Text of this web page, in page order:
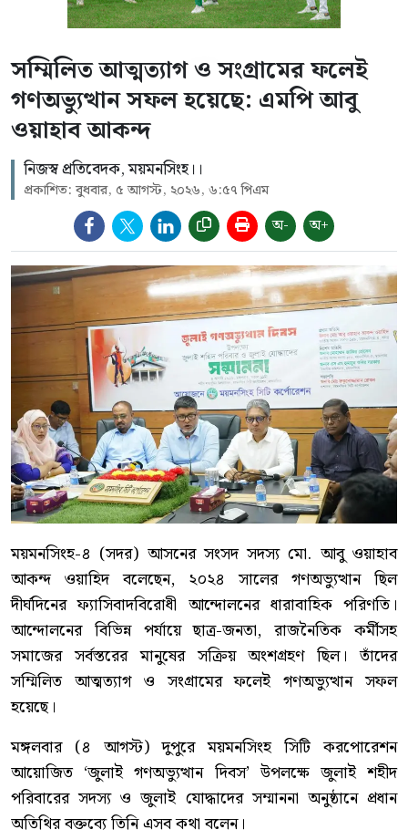
সম্মিলিত আত্মত্যাগ ও সংগ্রামের ফলেই
গণঅভ্যুত্থান সফল হয়েছে: এমপি আবু
ওয়াহাব আকন্দ
নিজস্ব প্রতিবেদক, ময়মনসিংহ।।
প্রকাশিত: বুধবার, ৫ আগস্ট, ২০২৬, ৬:৫৭ পিএম
অ- অ+
ময়মনসিংহ-৪ (সদর) আসনের সংসদ সদস্য মো. আবু ওয়াহাব
আকন্দ ওয়াহিদ বলেছেন, ২০২৪ সালের গণঅভ্যুত্থান ছিল
দীর্ঘদিনের ফ্যাসিবাদবিরোধী আন্দোলনের ধারাবাহিক পরিণতি।
আন্দোলনের বিভিন্ন পর্যায়ে ছাত্র-জনতা, রাজনৈতিক কর্মীসহ
সমাজের সর্বস্তরের মানুষের সক্রিয় অংশগ্রহণ ছিল। তাঁদের
সম্মিলিত আত্মত্যাগ ও সংগ্রামের ফলেই গণঅভ্যুত্থান সফল
হয়েছে।
মঙ্গলবার (৪ আগস্ট) দুপুরে ময়মনসিংহ সিটি করপোরেশন
আয়োজিত ‘জুলাই গণঅভ্যুত্থান দিবস’ উপলক্ষে জুলাই শহীদ
পরিবারের সদস্য ও জুলাই যোদ্ধাদের সম্মাননা অনুষ্ঠানে প্রধান
অতিথির বক্তব্যে তিনি এসব কথা বলেন।